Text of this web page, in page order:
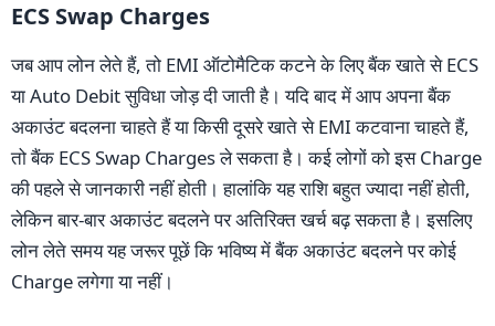
ECS Swap Charges
जब आप लोन लेते हैं, तो EMI ऑटोमैटिक कटने के लिए बैंक खाते से ECS
या Auto Debit सुविधा जोड़ दी जाती है। यदि बाद में आप अपना बैंक
अकाउंट बदलना चाहते हैं या किसी दूसरे खाते से EMI कटवाना चाहते हैं,
तो बैंक ECS Swap Charges ले सकता है। कई लोगों को इस Charge
की पहले से जानकारी नहीं होती। हालांकि यह राशि बहुत ज्यादा नहीं होती,
लेकिन बार-बार अकाउंट बदलने पर अतिरिक्त खर्च बढ़ सकता है। इसलिए
लोन लेते समय यह जरूर पूछें कि भविष्य में बैंक अकाउंट बदलने पर कोई
Charge लगेगा या नहीं।